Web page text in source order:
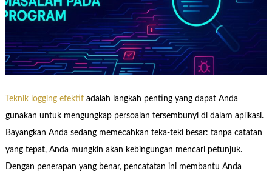
Teknik logging efektifadalah langkah penting yang dapat Anda
gunakan untuk mengungkap persoalan tersembunyi di dalam aplikasi.
Bayangkan Anda sedang memecahkan teka-teki besar: tanpa catatan
yang tepat, Anda mungkin akan kebingungan mencari petunjuk.
Dengan penerapan yang benar, pencatatan ini membantu Anda